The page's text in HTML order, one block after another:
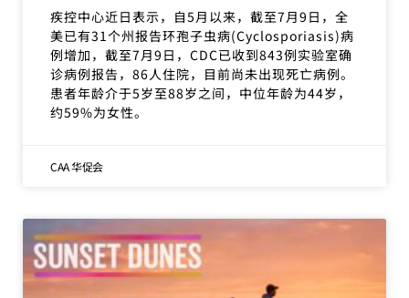
疾控中心近日表示，自5月以来，截至7月9日，全
美已有31个州报告环孢子虫病(Cyclosporiasis)病
例增加，截至7月9日，CDC已收到843例实验室确
诊病例报告，86人住院，目前尚未出现死亡病例。
患者年龄介于5岁至88岁之间，中位年龄为44岁，
约59%为女性。
CAA 华促会